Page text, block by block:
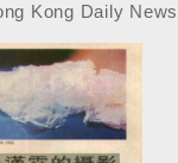
Kong Daily News